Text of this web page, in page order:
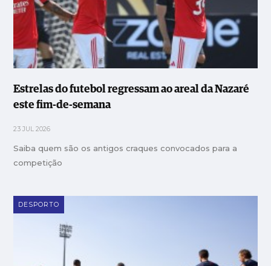
Estrelas do futebol regressam ao areal da Nazaré
este fim-de-semana
23 JUL 2026
Saiba quem são os antigos craques convocados para a
competição
DESPORTO